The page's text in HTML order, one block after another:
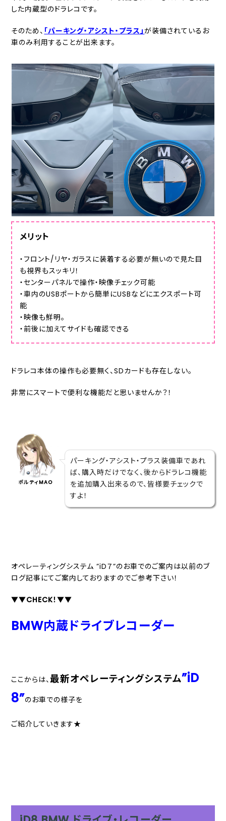
した内蔵型のドラレコです。
そのため、 「パーキング・アシスト・プラス」が装備されているお
車のみ利用することが出来ます。
メリット
・フロント/リヤ・ガラスに装着する必要が無いので見た目
も視界もスッキリ！
・センターパネルで操作・映像チェック可能
・車内のUSBポートから簡単にUSBなどにエクスポート可
能
・映像も鮮明。
・前後に加えてサイドも確認できる
ドラレコ本体の操作も必要無く、SDカードも存在しない。
非常にスマートで便利な機能だと思いませんか？！
ポルティMAO
パーキング・アシスト・プラス装備車であれ
ば、購入時だけでなく、後からドラレコ機能
を追加購入出来るので、皆様要チェックで
すよ！
オペレーティングシステム ”iD７”のお車でのご案内は以前のブ
ログ記事にてご案内しておりますのでご参考下さい！
▼▼CHECK！▼▼
BMW内蔵ドライブレコーダー
ここからは、最新オペレーティングシステム”iD
8”のお車での様子を
ご紹介していきます★